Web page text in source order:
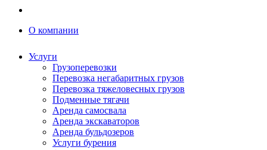
О компании
Услуги
Грузоперевозки
Перевозка негабаритных грузов
Перевозка тяжеловесных грузов
Подменные тягачи
Аренда самосвала
Аренда экскаваторов
Аренда бульдозеров
Услуги бурения